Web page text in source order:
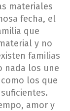
materiales
fecha, el
que
y no
familias
nada los une
los que
amor y